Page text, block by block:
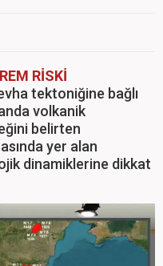
RİSKİ
tektoniğine bağlı
volkanik
belirten
yer alan
dinamiklerine dikkat